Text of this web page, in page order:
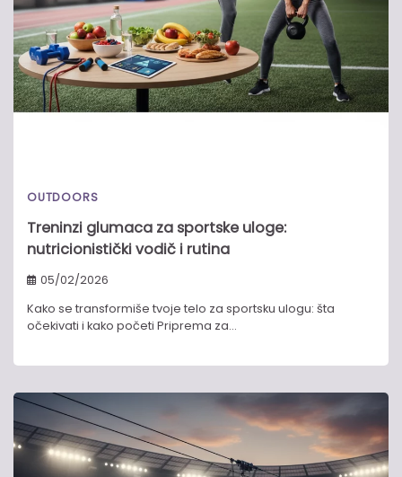
OUTDOORS
Treninzi glumaca za sportske uloge:
nutricionistički vodič i rutina
05/02/2026
Kako se transformiše tvoje telo za sportsku ulogu: šta
očekivati i kako početi Priprema za…